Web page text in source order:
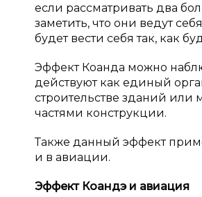
если рассматривать два
заметить, что они ведут
будет вести себя так, как
Эффект Коанда можно
действуют как единый
строительстве зданий или
частями конструкции.
Также данный эффект
и в авиации.
Эффект Коандэ и авиация